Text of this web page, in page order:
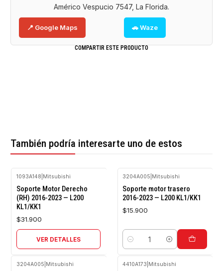
Américo Vespucio 7547, La Florida.
📍 Google Maps 🚗 Waze
COMPARTIR ESTE PRODUCTO
También podría interesarte uno de estos
1093A148 Mitsubishi
Soporte Motor Derecho
(RH) 2016-2023 — L200
KL1/KK1
$31.900
VER DETALLES
3204A005 Mitsubishi
Soporte motor trasero
2016-2023 — L200 KL1/KK1
$15.900
Cantidad
3204A005 Mitsubishi 4410A173 Mitsubishi